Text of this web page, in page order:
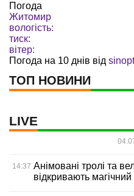
Погода
Житомир
вологість:
тиск:
вітер:
Погода на 10 днів від
ТОП НОВИНИ
LIVE
14:37 Анімовані тролі та
відкривають